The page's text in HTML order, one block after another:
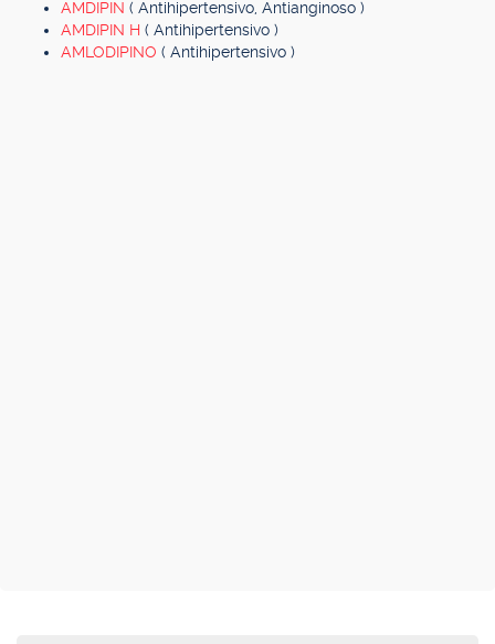
AMDIPIN ( Antihipertensivo, Antianginoso )
AMDIPIN H ( Antihipertensivo )
AMLODIPINO ( Antihipertensivo )